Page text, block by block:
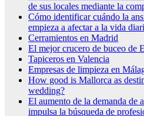
de sus locales mediante la
Cómo identificar cuándo la
empieza a afectar a la vida
Cerramientos en Madrid
El mejor crucero de buceo de
Tapiceros en Valencia
Empresas de limpieza en
How good is Mallorca as
wedding?
El aumento de la demanda de
impulsa la búsqueda de